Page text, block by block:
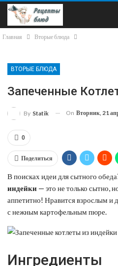
Главная Вторые блюда
ВТОРЫЕ БЛЮДА
Запеченные
By Statik On Вторник, 21
0
Поделиться
В поисках идеи для сытного
индейки — это не только сытно,
аппетитно! Нравится взрослым и
с нежным картофельным пюре.
Ингредиенты